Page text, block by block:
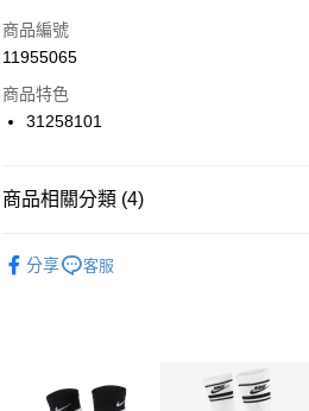
合作金庫商業銀行
華南商業銀行
上海商業儲蓄銀行
國泰世華商業銀行
聯邦商業銀行
台新國際商業銀行
LINE Pay
Apple Pay
【關於「AFTEE先享後付」】
３．安心：先確認商品／服務後，再付款。
每筆NT$100，滿NT$1,500(含以上)免運費
商品編號
11955065
商品特色
31258101
商品相關分類 (4)
分享 客服